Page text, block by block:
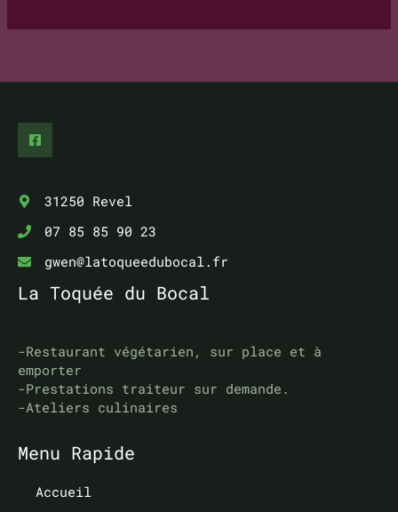
e
i
31250 Revel
07 85 85 90 23
gwen@latoqueedubocal.fr
La Toquée du Bocal
-Restaurant végétarien, sur place et à
emporter
-Prestations traiteur sur demande.
-Ateliers culinaires
Menu Rapide
Accueil